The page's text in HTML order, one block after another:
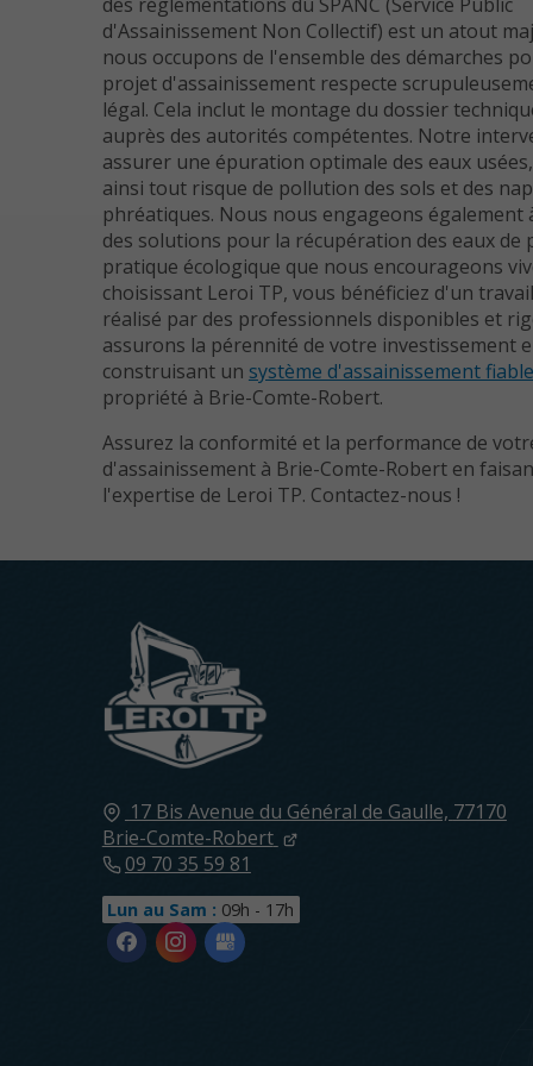
d'Assainissement Non Collectif) est un atout
nous occupons de l'ensemble des démarches
projet d'assainissement respecte
légal. Cela inclut le montage du dossier
auprès des autorités compétentes. Notre
assurer une épuration optimale des eaux
ainsi tout risque de pollution des sols et des
phréatiques. Nous nous engageons également
des solutions pour la récupération des eaux de
pratique écologique que nous encourageons
choisissant Leroi TP, vous bénéficiez d'un
réalisé par des professionnels disponibles et
assurons la pérennité de votre investissement
construisant un système d'assainissement fiable
propriété à Brie-Comte-Robert.
Assurez la conformité et la performance de
d'assainissement à Brie-Comte-Robert en
l'expertise de Leroi TP. Contactez-nous !
17 Bis Avenue du Général de Gaulle, 77170
Brie-Comte-Robert
09 70 35 59 81
Lun au Sam : 09h - 17h